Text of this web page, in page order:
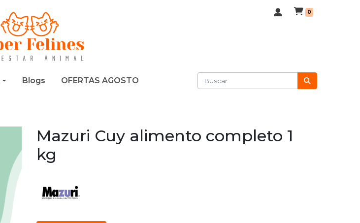
0
Blogs OFERTAS AGOSTO
Mazuri Cuy alimento completo 1
kg